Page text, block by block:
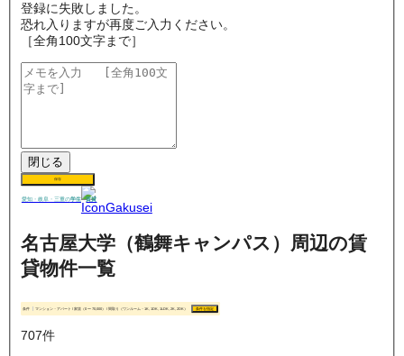
登録に失敗しました。
恐れ入りますが再度ご入力ください。
［全角100文字まで］
閉じる
保存
愛知・岐阜・三重の学生 賃貸
名古屋大学（鶴舞キャンパス）周辺の賃
貸物件一覧
条件 マンション・アパート / 家賃（0 〜 70,000） / 間取り（ワンルーム・1K, 1DK, 1LDK, 2K, 2DK） 条件を指定
707件